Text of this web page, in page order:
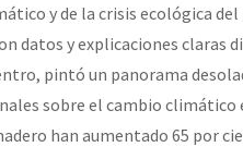
de Jesús Plácido Galindo y el
y de la crisis ecológica
datos y explicaciones claras
pintó un panorama
sobre el cambio
han aumentado 65 por